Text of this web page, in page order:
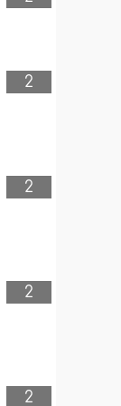
2
2
2
2